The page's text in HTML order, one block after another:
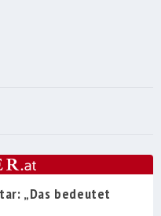
„Das bedeutet